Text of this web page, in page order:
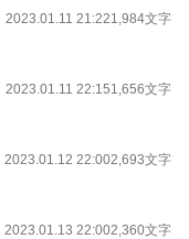
2023.01.11 21:221,984文字
2023.01.11 22:151,656文字
2023.01.12 22:002,693文字
2023.01.13 22:002,360文字